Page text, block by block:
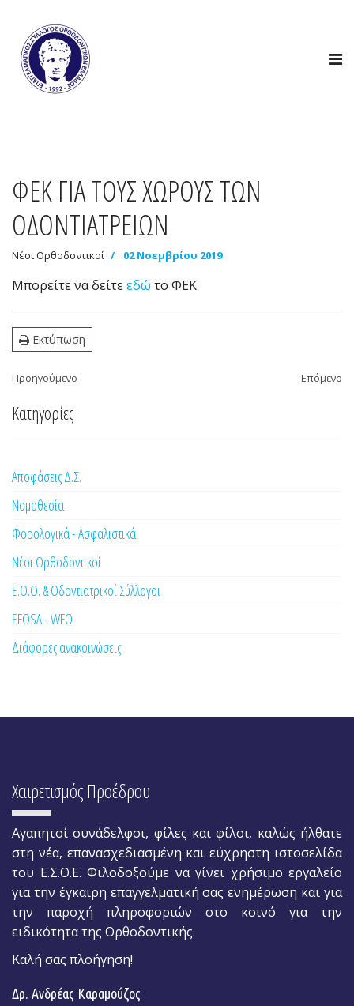
ΦΕΚ ΓΙΑ ΤΟΥΣ ΧΩΡΟΥΣ ΤΩΝ
ΟΔΟΝΤΙΑΤΡΕΙΩΝ
Νέοι Ορθοδοντικοί 02 Νοεμβρίου 2019
Μπορείτε να δείτεεδώ το ΦΕΚ
Εκτύπωση
Προηγούμενο Επόμενο
Κατηγορίες
Αποφάσεις Δ.Σ.
Νομοθεσία
Φορολογικά - Ασφαλιστικά
Νέοι Ορθοδοντικοί
Ε.Ο.Ο. & Οδοντιατρικοί Σύλλογοι
EFOSA - WFO
Διάφορες ανακοινώσεις
Χαιρετισμός Προέδρου
Αγαπητοί συνάδελφοι, φίλες και φίλοι, καλώς ήλθατε
στη νέα, επανασχεδιασμένη και εύχρηστη ιστοσελίδα
του Ε.Σ.Ο.Ε. Φιλοδοξούμε να γίνει χρήσιμο εργαλείο
για την έγκαιρη επαγγελματική σας ενημέρωση και για
την παροχή πληροφοριών στο κοινό για την
ειδικότητα της Ορθοδοντικής.
Καλή σας πλοήγηση!
Δρ. Ανδρέας Καραμούζος